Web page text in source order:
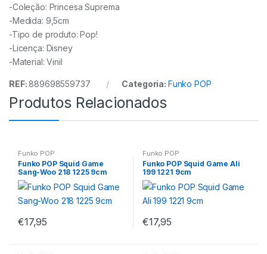
-Coleção: Princesa Suprema
-Medida: 9,5cm
-Tipo de produto: Pop!
-Licença: Disney
-Material: Vinil
REF:889698559737 Categoria: Funko POP
Produtos Relacionados
Funko POP
Funko POP Squid Game
Sang-Woo 218 1225 9cm
€17,95
Funko POP
Funko POP Squid Game Ali
199 1221 9cm
€17,95